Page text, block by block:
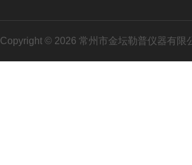
Copyright © 2026 常州市金坛勒普仪器有限